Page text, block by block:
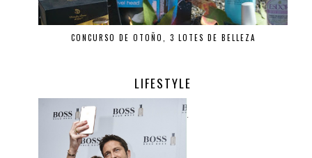
CONCURSO DE OTOÑO, 3 LOTES DE BELLEZA
LIFESTYLE
.